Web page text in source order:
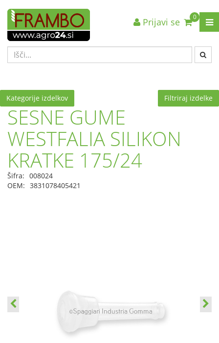
Nazaj en nivo
VRSTA 1
VRSTA 3
Nazaj en nivo
VRSTA 1
VRSTA 3
Nazaj en nivo
VRSTA 1
VRSTA 3
0
Prijavi se
Kategorije izdelkov Filtriraj izdelke
SESNE GUME
WESTFALIA SILIKON
KRATKE 175/24
Šifra: 008024
OEM: 3831078405421